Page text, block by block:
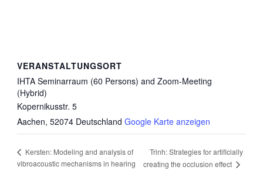
VERANSTALTUNGSORT
IHTA Seminarraum (60 Persons) and Zoom-Meeting
(Hybrid)
Kopernikusstr. 5
Aachen, 52074 Deutschland Google Karte anzeigen
Kersten: Modeling and analysis of
vibroacoustic mechanisms in hearing
Trinh: Strategies for artificially
creating the occlusion effect